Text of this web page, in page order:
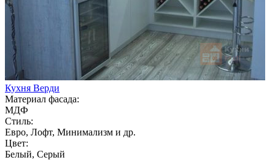
Кухня Верди
Материал фасада:
МДФ
Стиль:
Евро, Лофт, Минимализм и др.
Цвет:
Белый, Серый